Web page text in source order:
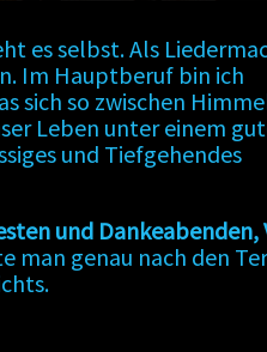
es selbst. Als
Im Hauptberuf bin ich
sich so zwischen
Leben unter einem
und Tiefgehendes
und Dankeabenden,
man genau nach den